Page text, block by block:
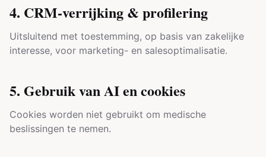
4. CRM-verrijking & profilering
Uitsluitend met toestemming, op basis van zakelijke
interesse, voor marketing- en salesoptimalisatie.
5. Gebruik van AI en cookies
Cookies worden niet gebruikt om medische
beslissingen te nemen.